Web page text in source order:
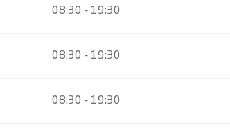
08:30 - 19:30
08:30 - 19:30
08:30 - 19:30